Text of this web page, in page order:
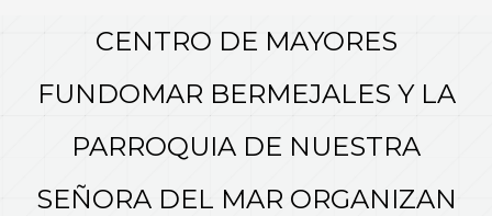
CENTRO DE MAYORES
FUNDOMAR BERMEJALES Y LA
PARROQUIA DE NUESTRA
SEÑORA DEL MAR ORGANIZAN